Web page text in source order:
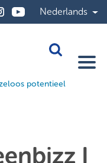
Nederlands
potentieel
Toggle
I